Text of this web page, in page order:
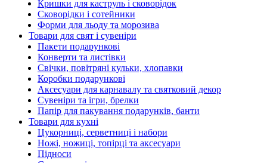
Кришки для каструль і сковорідок
Сковорідки і сотейники
Форми для льоду та морозива
Товари для свят і сувеніри
Пакети подарункові
Конверти та листівки
Свічки, повітряні кульки, хлопавки
Коробки подарункові
Аксесуари для карнавалу та святковий декор
Сувеніри та ігри, брелки
Папір для пакування подарунків, банти
Товари для кухні
Цукорниці, серветниці і набори
Ножі, ножиці, топірці та аксесуари
Підноси